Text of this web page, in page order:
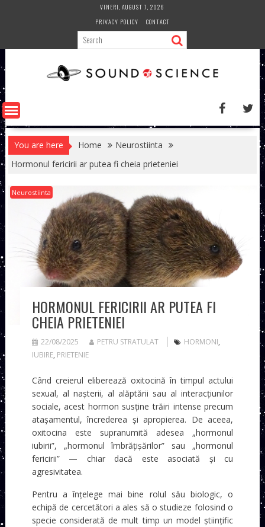
VINERI, AUGUST 7, 2026
PRIVACY POLICY
CONTACT
You are here Home
Neurostiinta
Hormonul fericirii ar putea fi cheia prieteniei
Neurostiinta
HORMONUL FERICIRII AR PUTEA FI
CHEIA PRIETENIEI
22/08/2025 PETRU STRATULAT HORMONI,
IUBIRE, PRIETENIE
Când creierul eliberează oxitocină în timpul actului
sexual, al nașterii, al alăptării sau al interacțiunilor
sociale, acest hormon susține trăiri intense precum
atașamentul, încrederea și apropierea. De aceea,
oxitocina este supranumită adesea „hormonul
iubirii”, „hormonul îmbrățișărilor” sau „hormonul
fericirii” — chiar dacă este asociată și cu
agresivitatea.
Pentru a înțelege mai bine rolul său biologic, o
echipă de cercetători a ales să o studieze folosind o
specie considerată de mult timp un model științific